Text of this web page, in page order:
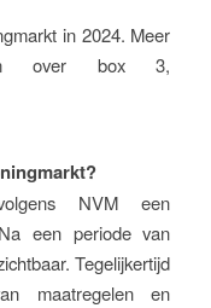
in 2024. Meer
over box 3,
NVM een
een periode van
Tegelijkertijd
maatregelen en